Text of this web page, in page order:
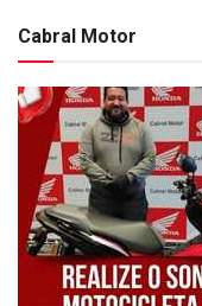
Cabral Motor